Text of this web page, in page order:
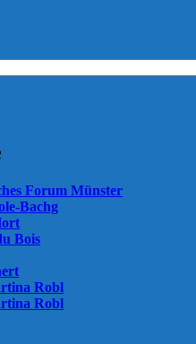
Forum Münster
Bachg
Bois
Robl
Robl